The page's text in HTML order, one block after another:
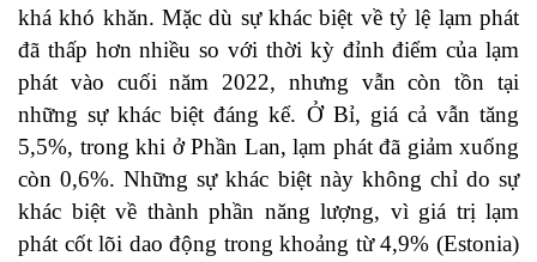
khá khó khăn. Mặc dù sự khác biệt về tỷ lệ lạm phát
đã thấp hơn nhiều so với thời kỳ đỉnh điểm của lạm
phát vào cuối năm 2022, nhưng vẫn còn tồn tại
những sự khác biệt đáng kể. Ở Bỉ, giá cả vẫn tăng
5,5%, trong khi ở Phần Lan, lạm phát đã giảm xuống
còn 0,6%. Những sự khác biệt này không chỉ do sự
khác biệt về thành phần năng lượng, vì giá trị lạm
phát cốt lõi dao động trong khoảng từ 4,9% (Estonia)